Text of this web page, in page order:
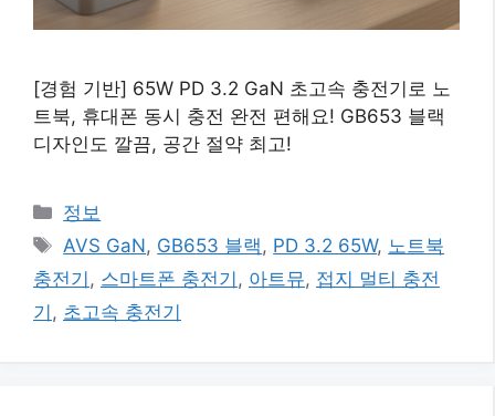
[경험 기반] 65W PD 3.2 GaN 초고속 충전기로 노
트북, 휴대폰 동시 충전 완전 편해요! GB653 블랙
디자인도 깔끔, 공간 절약 최고!
카
테
리
정보
태
그
AVS GaN, GB653 블랙 , PD 3.2 65W, 노트북
충전기 , 스마트폰 충전기 , 아트뮤, 접지 멀티 충전
기 , 초고속 충전기